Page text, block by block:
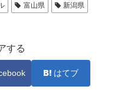
富山県
新潟県
する
はてブ